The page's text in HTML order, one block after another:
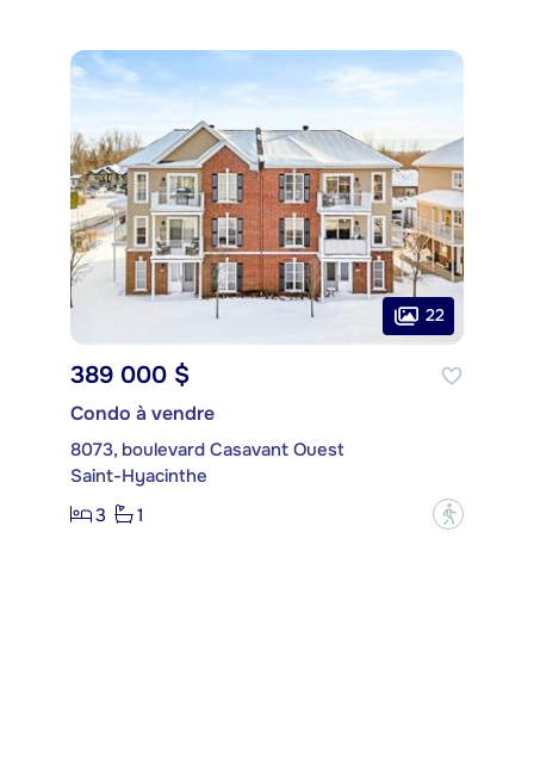
22
389 000 $
Condo à vendre
8073, boulevard Casavant Ouest
Saint-Hyacinthe
3
1 ?